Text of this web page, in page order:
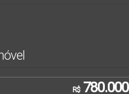
R$780.000